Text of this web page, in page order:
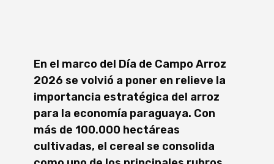
En el marco del Día de Campo Arroz
2026 se volvió a poner en relieve la
importancia estratégica del arroz
para la economía paraguaya. Con
más de 100.000 hectáreas
cultivadas, el cereal se consolida